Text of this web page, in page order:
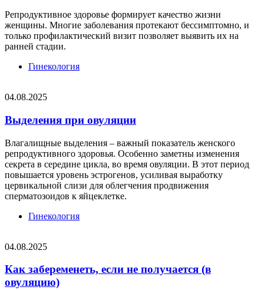
Репродуктивное здоровье формирует качество жизни
женщины. Многие заболевания протекают бессимптомно, и
только профилактический визит позволяет выявить их на
ранней стадии.
Гинекология
04.08.2025
Выделения при овуляции
Влагалищные выделения – важный показатель женского
репродуктивного здоровья. Особенно заметны изменения
секрета в середине цикла, во время овуляции. В этот период
повышается уровень эстрогенов, усиливая выработку
цервикальной слизи для облегчения продвижения
сперматозоидов к яйцеклетке.
Гинекология
04.08.2025
Как забеременеть, если не получается (в
овуляцию)